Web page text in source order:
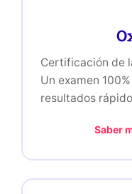
Certificación de
Un examen
resultados
Saber